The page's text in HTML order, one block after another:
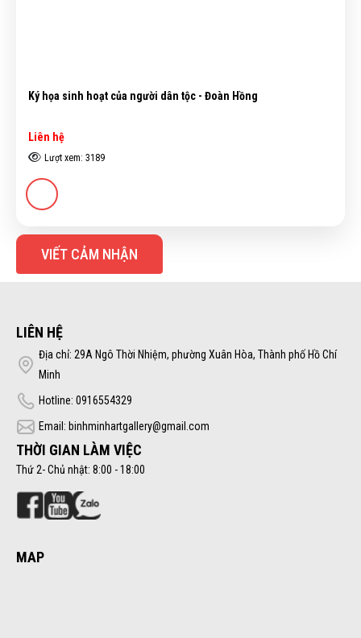
Làm đầu rồng - Nghiêm Xuân Hưng (Đã bán)
Lượt xem: 3927
VIẾT CẢM NHẬN
LIÊN HỆ
Địa chỉ: 29A Ngô Thời Nhiệm, phường Xuân Hòa, Thành phố Hồ Chí
Minh
Hotline: 0916554329
Email: binhminhartgallery@gmail.com
THỜI GIAN LÀM VIỆC
Thứ 2- Chủ nhật: 8:00 - 18:00
MAP